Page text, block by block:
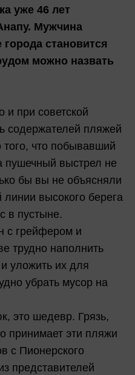
уже 46 лет
Мужчина
становится
можно назвать
и при советской
содержателей пляжей
что побывавший
пушечный выстрел не
бы вы не объясняли
высокого берега
в пустыне.
с грейфером и
трудно наполнить
уложить их для
убрать мусор на
это шедевр. Грязь,
принимает эти пляжи
с Пионерского
представителей